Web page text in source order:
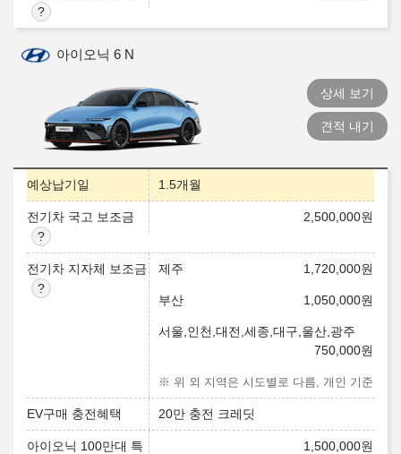
아이오닉 6 N
상세 보기
견적 내기
예상납기일 1.5개월
전기차 국고 보조금 2,500,000원
전기차 지자체 보조금 제주 1,720,000원
부산 1,050,000원
서울,인천,대전,세종,대구,울산,광주
750,000원
※ 위 외 지역은 시도별로 다름, 개인 기준
EV구매 충전혜택 20만 충전 크레딧
아이오닉 100만대 특
1,500,000원